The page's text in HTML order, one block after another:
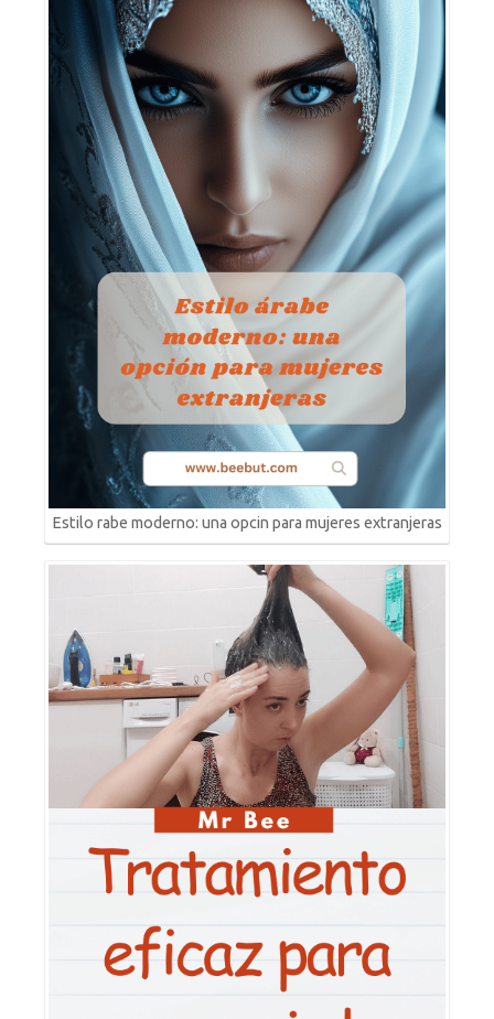
Estilo rabe moderno: una opcin para mujeres extranjeras